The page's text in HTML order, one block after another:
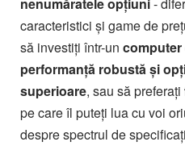
caracteristici și game de
să investiți într-un
performanță robustă și
superioare, sau să preferați
pe care îl puteți lua cu voi
despre spectrul de